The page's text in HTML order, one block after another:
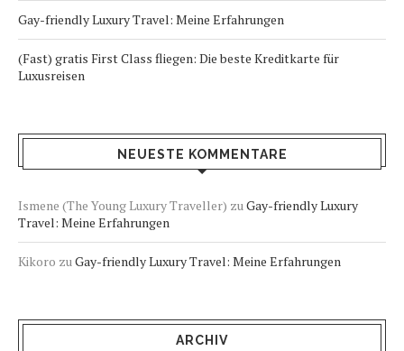
Gay-friendly Luxury Travel: Meine Erfahrungen
(Fast) gratis First Class fliegen: Die beste Kreditkarte für
Luxusreisen
NEUESTE KOMMENTARE
Ismene (The Young Luxury Traveller) zuGay-friendly Luxury
Travel: Meine Erfahrungen
Kikoro zuGay-friendly Luxury Travel: Meine Erfahrungen
ARCHIV